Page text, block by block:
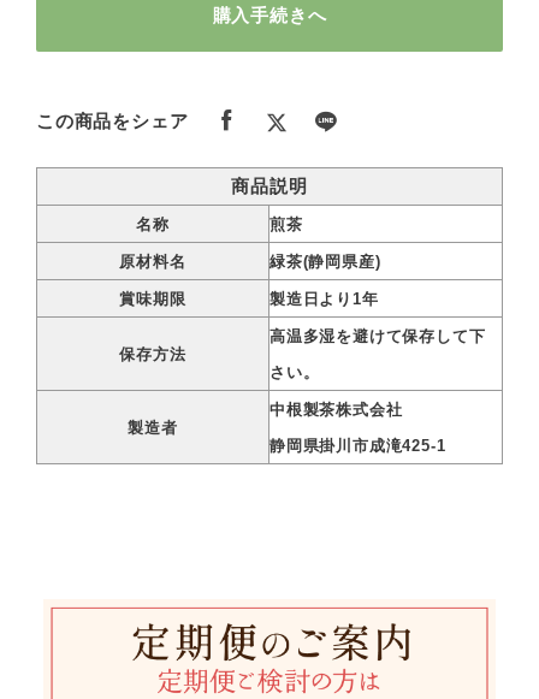
購入手続きへ
この商品をシェア
商品説明
名称 煎茶
原材料名 緑茶(静岡県産)
賞味期限 製造日より1年
保存方法
高温多湿を避けて保存して下
さい。
製造者
中根製茶株式会社
静岡県掛川市成滝425-1